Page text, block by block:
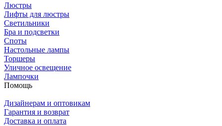
Люстры
Лифты для люстры
Светильники
Бра и подсветки
Споты
Настольные лампы
Торшеры
Уличное освещение
Лампочки
Помощь
Дизайнерам и оптовикам
Гарантия и возврат
Доставка и оплата